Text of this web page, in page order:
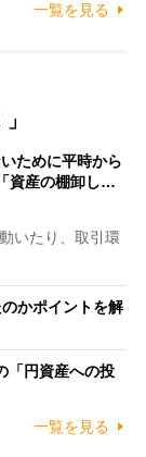
一覧を見る
ために平時から
資産の棚卸し…
いたり、取引環
かポイントを解
「円資産への投
一覧を見る